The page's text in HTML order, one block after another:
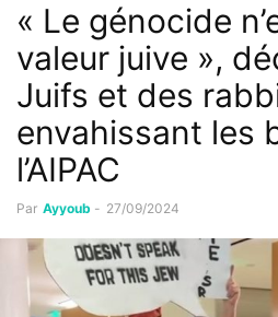
« Le génocide
valeur juive »,
Juifs et des
envahissant les
l’AIPAC
Par Ayyoub - 27/09/2024